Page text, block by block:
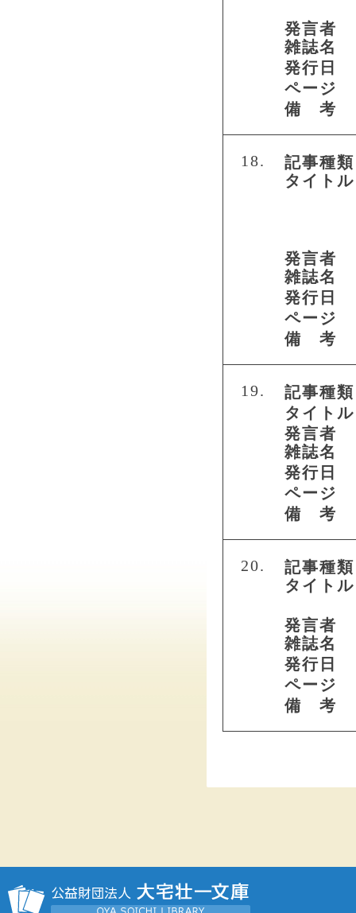
発言者
雑誌名
発行日
ページ
備 考
18.
記事種類
タイトル
発言者
雑誌名
発行日
ページ
備 考
19.
記事種類
タイトル
発言者
雑誌名
発行日
ページ
備 考
20.
記事種類
タイトル
発言者
雑誌名
発行日
ページ
備 考